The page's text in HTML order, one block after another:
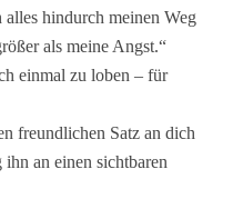
hindurch meinen Weg
als meine Angst.“
einmal zu loben – für
freundlichen Satz an dich
an einen sichtbaren